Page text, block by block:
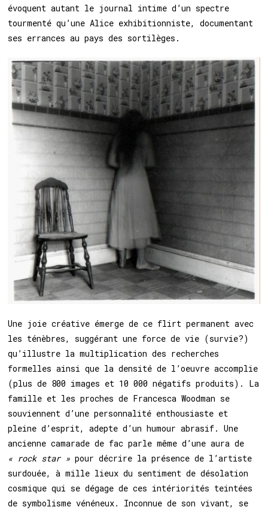
évoquent autant le journal intime d’un spectre
tourmenté qu’une Alice exhibitionniste, documentant
ses errances au pays des sortilèges.
Une joie créative émerge de ce flirt permanent avec
les ténèbres, suggérant une force de vie (survie?)
qu’illustre la multiplication des recherches
formelles ainsi que la densité de l’oeuvre accomplie
(plus de 800 images et 10 000 négatifs produits). La
famille et les proches de Francesca Woodman se
souviennent d’une personnalité enthousiaste et
pleine d’esprit, adepte d’un humour abrasif. Une
ancienne camarade de fac parle même d’une aura de
« rock star »pour décrire la présence de l’artiste
surdouée, à mille lieux du sentiment de désolation
cosmique qui se dégage de ces intériorités teintées
de symbolisme vénéneux. Inconnue de son vivant, se